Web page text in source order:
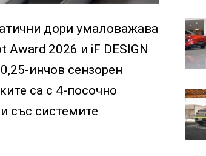
дори умаловажава
Award 2026 и iF DESIGN
инчов сензорен
са с 4-посочно
със системите